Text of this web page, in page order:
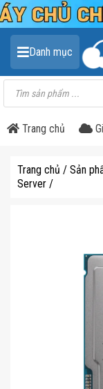
Danh mục
Tìm
kiếm
sản
Trang chủ
Trang chủ / Sản
Server /